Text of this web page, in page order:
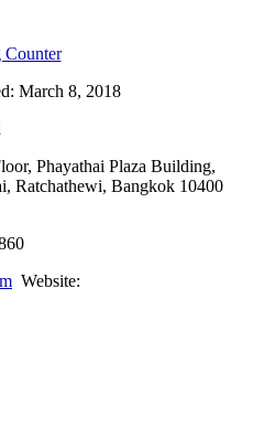
March 8, 2018
Phayathai Plaza Building,
Ratchathewi, Bangkok 10400
Website: